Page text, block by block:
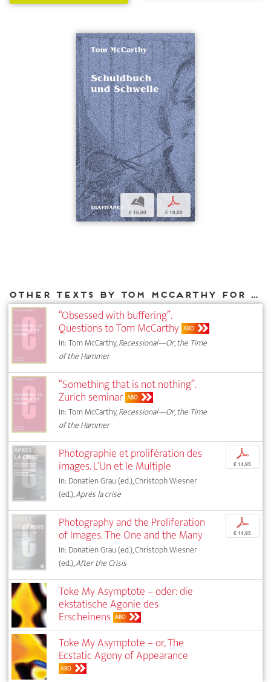
b
€ 16,00
p
€ 18,00
Other texts by Tom McCarthy for DIAPHANES
“Obsessed with buffering”.
Questions to Tom McCarthy ABO
In: Tom McCarthy,Recessional—Or, the Time
of the Hammer
“Something that is not nothing”.
Zurich seminar ABO
In: Tom McCarthy,Recessional—Or, the Time
of the Hammer
Photographie et prolifération des
images. L’Un et le Multiple
In: Donatien Grau (ed.), Christoph Wiesner
(ed.),Après la crise
p
€ 14,95
Photography and the Proliferation
of Images. The One and the Many
In: Donatien Grau (ed.), Christoph Wiesner
(ed.),After the Crisis
p
€ 14,95
Toke My Asymptote – oder: die
ekstatische Agonie des
Erscheinens ABO
Toke My Asymptote – or, The
Ecstatic Agony of Appearance
ABO